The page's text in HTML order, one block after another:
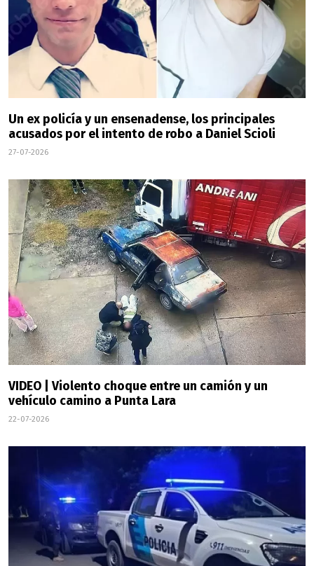
Un ex policía y un ensenadense, los principales
acusados por el intento de robo a Daniel Scioli
27-07-2026
VIDEO | Violento choque entre un camión y un
vehículo camino a Punta Lara
22-07-2026